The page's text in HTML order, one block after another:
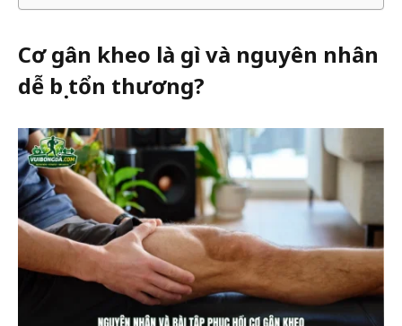
Cơ gân kheo là gì và nguyên nhân
dễ bị tổn thương?